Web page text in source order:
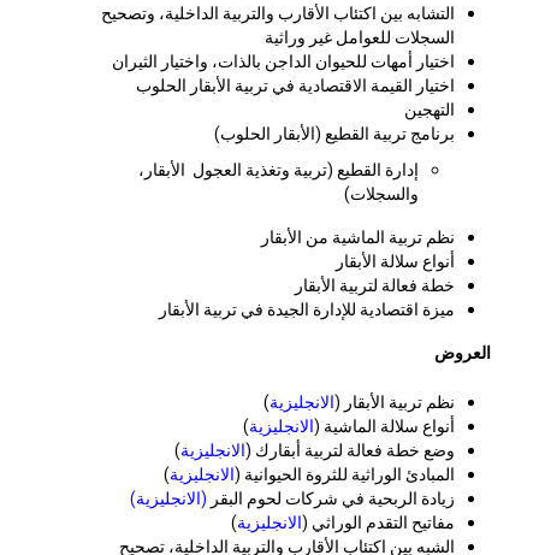
التشابه بين اكتئاب الأقارب والتربية الداخلية، وتصحيح
السجلات للعوامل غير وراثية
اختيار أمهات للحيوان الداجن بالذات، واختيار الثيران
اختيار القيمة الاقتصادية في تربية الأبقار الحلوب
التهجين
برنامج تربية القطيع (الأبقار الحلوب)
إدارة القطيع (تربية وتغذية العجول الأبقار،
والسجلات)
نظم تربية الماشية من الأبقار
أنواع سلالة الأبقار
خطة فعالة لتربية الأبقار
ميزة اقتصادية للإدارة الجيدة في تربية الأبقار
العروض
نظم تربية الأبقار (الانجليزية )
أنواع سلالة الماشية (الانجليزية )
وضع خطة فعالة لتربية أبقارك (الانجليزية )
المبادئ الوراثية للثروة الحيوانية (الانجليزية )
زيادة الربحية في شركات لحوم البقر(الانجليزية)
مفاتيح التقدم الوراثي ( الانجليزية )
الشبه بين اكتئاب الأقارب والتربية الداخلية، تصحيح